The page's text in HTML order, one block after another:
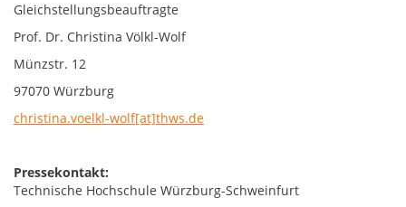
Gleichstellungsbeauftragte
Prof. Dr. Christina Völkl-Wolf
Münzstr. 12
97070 Würzburg
christina.voelkl-wolf[at]thws.de
Pressekontakt:
Technische Hochschule Würzburg-Schweinfurt